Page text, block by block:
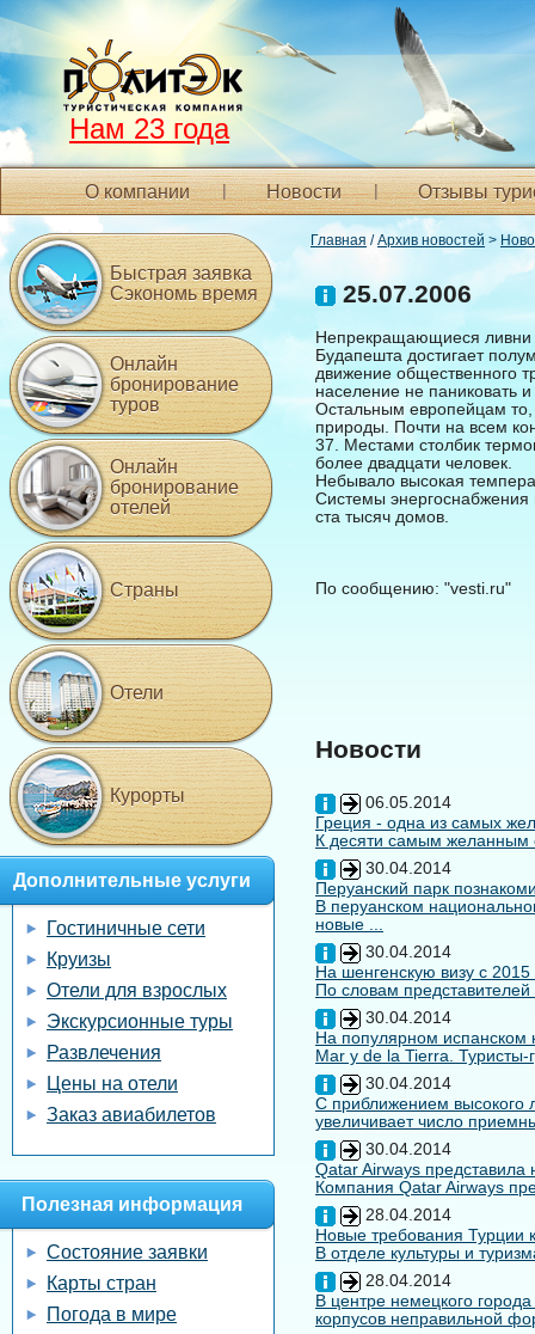
Нам 23 года
О компании Новости Отзывы
Главная /Архив новостей >
25.07.2006
Непрекращающиеся ливни
Будапешта достигает
движение общественного
население не паниковать
Остальным европейцам то,
природы. Почти на всем
37. Местами столбик
более двадцати человек.
Небывало высокая
Системы энергоснабжения
ста тысяч домов.
По сообщению: "vesti.ru"
Новости
06.05.2014
Греция - одна из самых
К десяти самым желанным
30.04.2014
Перуанский парк
В перуанском
новые ...
30.04.2014
На шенгенскую визу с 2015
По словам
30.04.2014
На популярном испанском
Mar y de la Tierra. Туристы-
30.04.2014
С приближением высокого
увеличивает число
30.04.2014
Qatar Airways
Компания Qatar Airways
28.04.2014
Новые требования Турции
В отделе культуры и
28.04.2014
В центре немецкого
корпусов неправильной
Быстрая заявка
Сэкономь время
Онлайн
бронирование
туров
Онлайн
бронирование
отелей
Страны
Отели
Курорты
Дополнительные услуги
Гостиничные сети
Круизы
Отели для взрослых
Экскурсионные туры
Развлечения
Цены на отели
Заказ авиабилетов
Полезная информация
Состояние заявки
Карты стран
Погода в мире